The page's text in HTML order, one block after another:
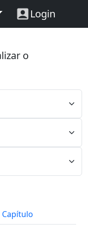
Login
o